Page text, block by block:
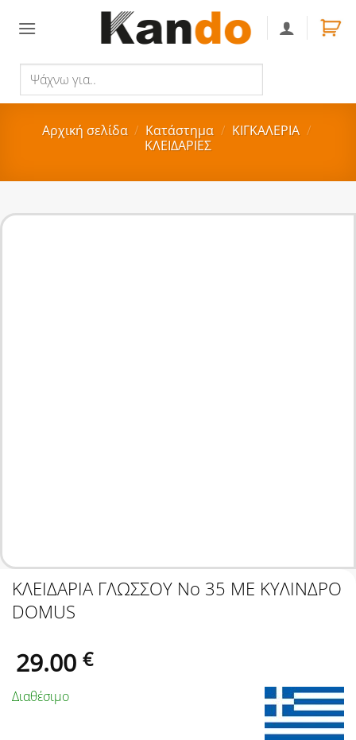
για..
Αρχική σελίδα / Κατάστημα / ΚΙΓΚΑΛΕΡΙΑ /
ΚΛΕΙΔΑΡΙΕΣ
ΚΛΕΙΔΑΡΙΑ ΓΛΩΣΣΟΥ Νo 35 ΜΕ ΚΥΛΙΝΔΡΟ
DOMUS
29.00 €
Διαθέσιμο